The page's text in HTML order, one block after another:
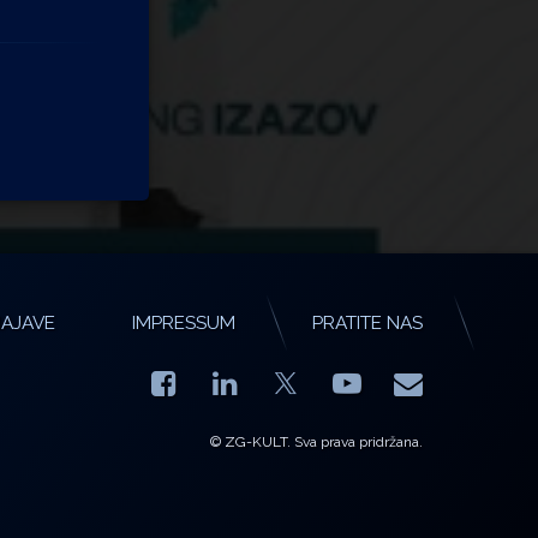
IMPRESSUM PRATITE NAS
Facebook
LinkedIn YouTube
E-mail
© ZG-KULT. Sva prava pridržana.